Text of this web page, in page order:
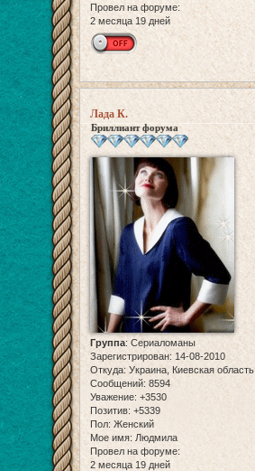
Провел на форуме:
2 месяца 19 дней
Лада К.
Бриллиант форума
Группа: Сериаломаны
Зарегистрирован: 14-08-2010
Откуда: Украина, Киевская область
Сообщений: 8594
Уважение: +3530
Позитив: +5339
Пол: Женский
Мое имя: Людмила
Провел на форуме:
2 месяца 19 дней